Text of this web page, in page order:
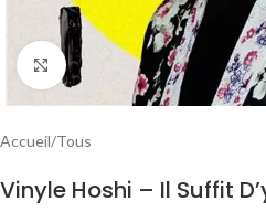
Cliquez pour agrandir
Accueil/Tous
Vinyle Hoshi – Il Suffit